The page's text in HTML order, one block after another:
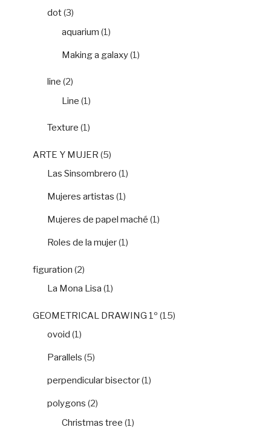
dot(3)
aquarium (1)
Making a galaxy(1)
line (2)
Line (1)
Texture (1)
ARTE Y MUJER (5)
Las Sinsombrero (1)
Mujeres artistas (1)
Mujeres de papel maché (1)
Roles de la mujer(1)
figuration (2)
La Mona Lisa (1)
GEOMETRICAL DRAWING 1º (15)
ovoid (1)
Parallels (5)
perpendicular bisector(1)
polygons (2)
Christmas tree (1)